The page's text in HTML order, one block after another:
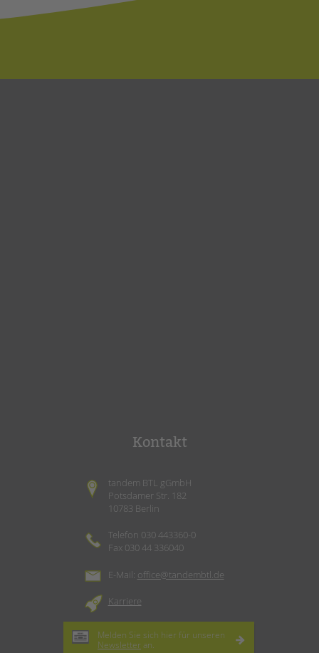
Kontakt
tandem BTL gGmbH
Potsdamer Str. 182
10783 Berlin
Telefon 030 443360-0
Fax 030 44 336040
E-Mail: office@tandembtl.de
Karriere
Melden Sie sich hier für unseren
Newsletter an.